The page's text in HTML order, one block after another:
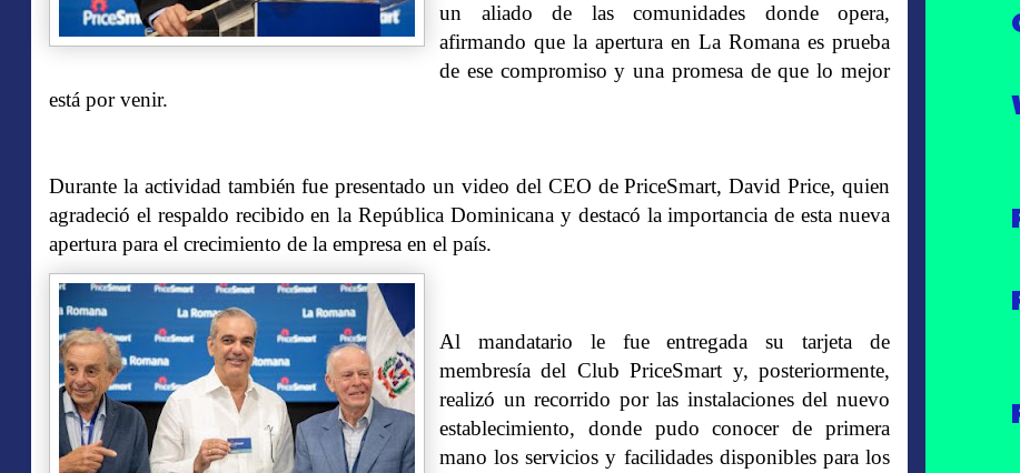
un aliado de las comunidades donde opera,
afirmando que la apertura en La Romana es prueba
de ese compromiso y una promesa de que lo mejor
está por venir.
Durante la actividad también fue presentado un video del CEO de PriceSmart, David Price, quien
agradeció el respaldo recibido en la República Dominicana y destacó la importancia de esta nueva
apertura para el crecimiento de la empresa en el país.
Al mandatario le fue entregada su tarjeta de
membresía del Club PriceSmart y, posteriormente,
realizó un recorrido por las instalaciones del nuevo
establecimiento, donde pudo conocer de primera
mano los servicios y facilidades disponibles para los